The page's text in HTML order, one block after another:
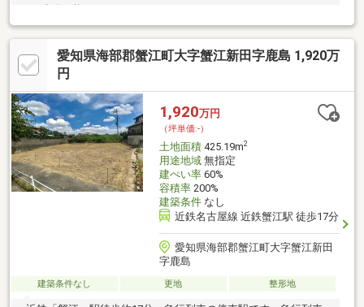
インフォメーションーー・東部小学校（徒歩約18分）・阿久比中
学校（徒歩約21分）ーーーーーーーーーーーーーーーーー 未公開
物件も多数あり！資料請求だけでもOK！Ｍ＆Ｋホームでは、◆お
客様第一目線のスタッフが親身になってお家探しのサポートを致
♪お問合せ・ご案内はお気軽にご相談ください！！
愛知県海部郡蟹江町大字蟹江新田字鹿島 1,920万
円
1,920万円
（坪単価:-）
土地面積425.19m2
用途地域無指定
建ぺい率60%
容積率200%
建築条件なし
近鉄名古屋線 近鉄蟹江駅 徒歩17分
愛知県海部郡蟹江町大字蟹江新田
字鹿島
建築条件なし 更地 整形地